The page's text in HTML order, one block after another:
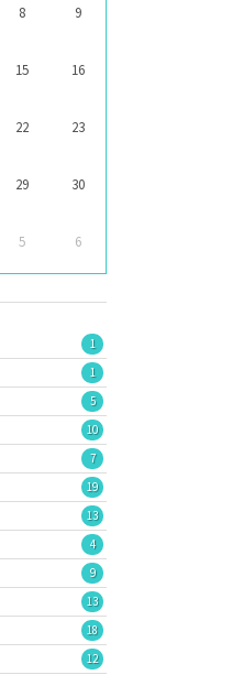
8 9
15 16
22 23
29 30
5 6
1
1
5
10
7
19
13
4
9
13
18
12